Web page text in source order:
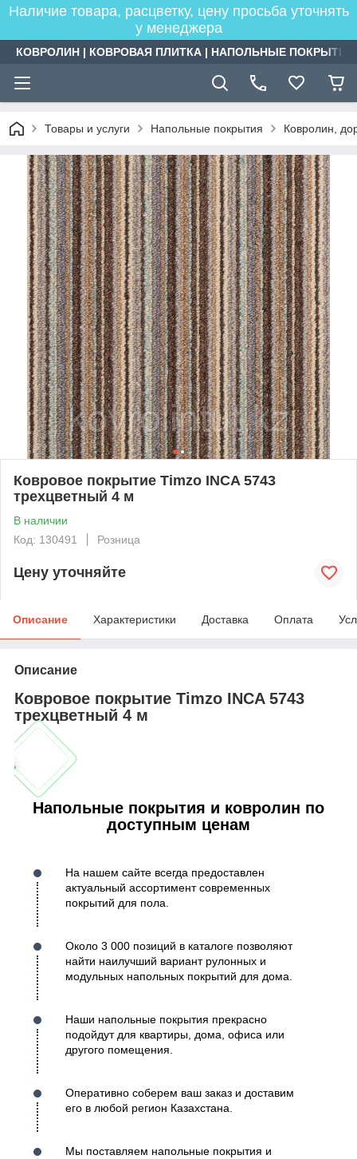
Наличие товара, расцветку, цену просьба уточнять
у менеджера
КОВРОЛИН | КОВРОВАЯ ПЛИТКА | НАПОЛЬНЫЕ
Товары и услуги Напольные покрытия Ковролин,
Ковровое покрытие Timzo INCA 5743
трехцветный 4 м
В наличии
Код: 130491
Розница
Цену уточняйте
Описание Характеристики Доставка Оплата
Описание
Ковровое покрытие Timzo INCA 5743
трехцветный 4 м
Напольные покрытия и ковролин по
доступным ценам
На нашем сайте всегда предоставлен
актуальный ассортимент современных
покрытий для пола.
Около 3 000 позиций в каталоге позволяют
найти наилучший вариант рулонных и
модульных напольных покрытий для дома.
Наши напольные покрытия прекрасно
подойдут для квартиры, дома, офиса или
другого помещения.
Оперативно соберем ваш заказ и доставим
его в любой регион Казахстана.
Мы поставляем напольные покрытия и